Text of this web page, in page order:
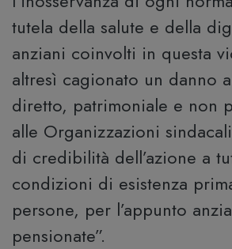
tutela della salute e della
anziani coinvolti in questa
altresì cagionato un danno
diretto, patrimoniale e non
alle Organizzazioni
di credibilità dell’azione a
condizioni di esistenza
persone, per l’appunto
pensionate”.